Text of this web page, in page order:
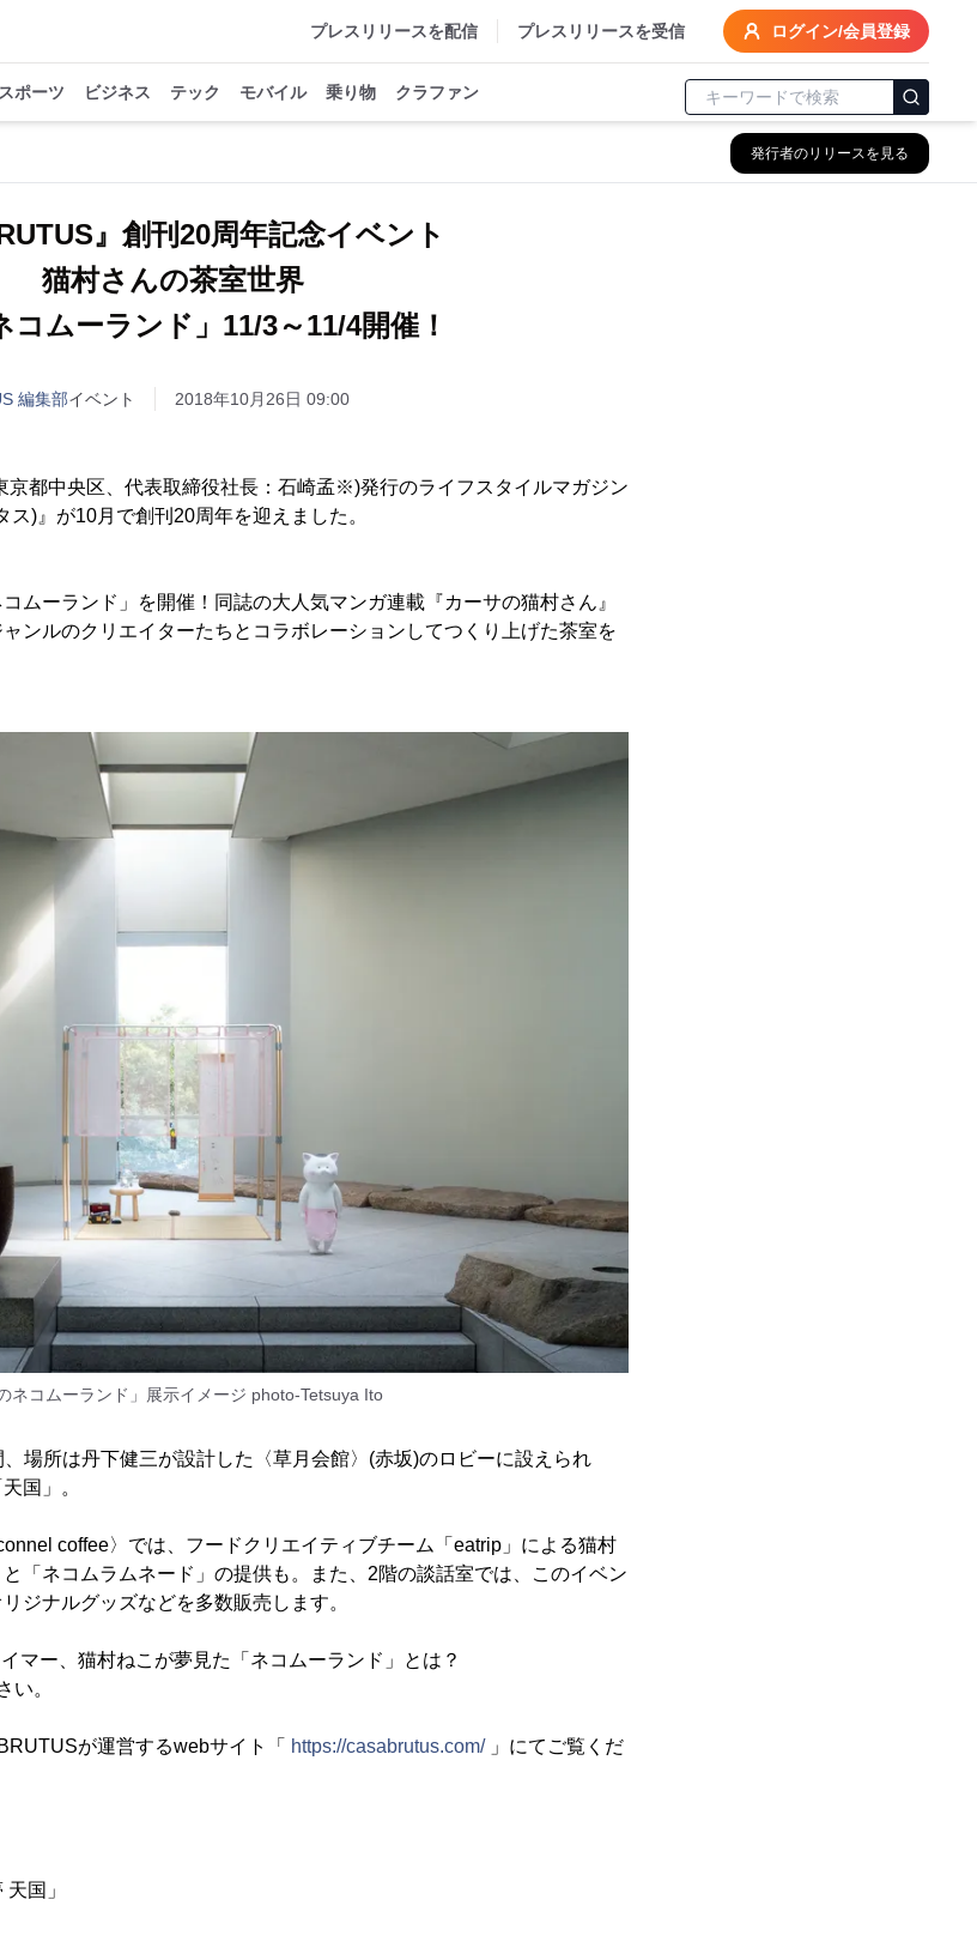
プレスリリースを配信 プレスリリースを受信 ログイン/会員登録
スポーツ ビジネス テック モバイル 乗り物 クラファン
発行者のリリースを見る
』創刊20周年記念イベント
猫村さんの茶室世界
コムーランド」11/3～11/4開催！
編集部イベント 2018年10月26日 09:00
京都中央区、代表取締役社長：石崎孟※)発行のライフスタイルマガジン
ス)』が10月で創刊20周年を迎えました。
ムーランド」を開催！同誌の大人気マンガ連載『カーサの猫村さん』
ンルのクリエイターたちとコラボレーションしてつくり上げた茶室を
のネコムーランド」展示イメージ photo-Tetsuya Ito
場所は丹下健三が設計した〈草月会館〉(赤坂)のロビーに設えられ
国」。
coffee〉では、フードクリエイティブチーム「eatrip」による猫村
「ネコムラムネード」の提供も。また、2階の談話室では、このイベン
ジナルグッズなどを多数販売します。
マー、猫村ねこが夢見た「ネコムーランド」とは？
い。
が運営するwebサイト「 https://casabrutus.com/」にてご覧くだ
国」